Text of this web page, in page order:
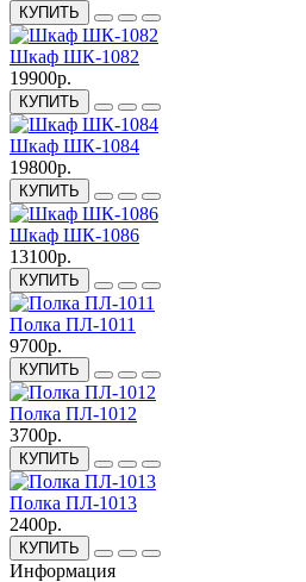
КУПИТЬ
Шкаф ШК-1082
19900р.
КУПИТЬ
Шкаф ШК-1084
19800р.
КУПИТЬ
Шкаф ШК-1086
13100р.
КУПИТЬ
Полка ПЛ-1011
9700р.
КУПИТЬ
Полка ПЛ-1012
3700р.
КУПИТЬ
Полка ПЛ-1013
2400р.
КУПИТЬ
Информация